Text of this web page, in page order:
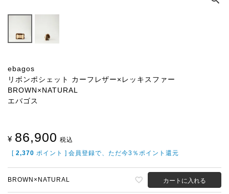
ebagos
リボンポシェット カーフレザー×レッキスファー
BROWN×NATURAL
エバゴス
¥ 86,900 税込
[ 2,370 ポイント ] 会員登録で、ただ今3％ポイント還元
BROWN×NATURAL カートに入れる